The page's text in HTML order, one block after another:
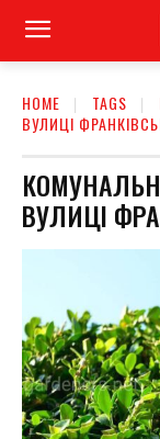
HOME TAGS
ВУЛИЦІ
ВУЛИЦІ